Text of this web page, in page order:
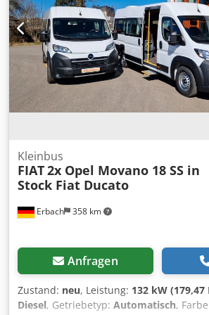
Erbach 358 km
Kleinbus
FIAT2x Opel Movano 18 SS in
Stock Fiat Ducato
Anfragen
Zustand: neu, Leistung: 132 kW (179,47
Diesel, Getriebetyp: Automatisch,